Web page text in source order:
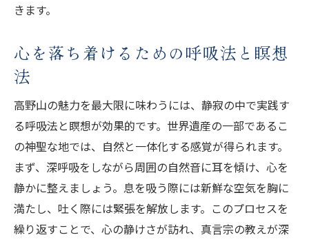
きます。
心を落ち着けるための呼吸法と瞑想
法
高野山の魅力を最大限に味わうには、静寂の中で実践す
る呼吸法と瞑想が効果的です。世界遺産の一部であるこ
の神聖な地では、自然と一体化する感覚が得られます。
まず、深呼吸をしながら周囲の自然音に耳を傾け、心を
静かに整えましょう。息を吸う際には新鮮な空気を胸に
満たし、吐く際には緊張を解放します。このプロセスを
繰り返すことで、心の静けさが訪れ、真言宗の教えが深